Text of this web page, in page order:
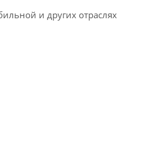
и других отраслях